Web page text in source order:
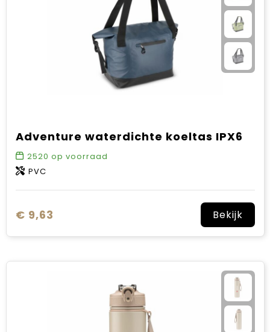
Adventure waterdichte koeltas IPX6
2520 op voorraad
PVC
€ 9,63 Bekijk